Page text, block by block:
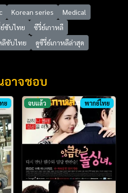
Korean series
Medical
ซับไทย
ซีรี่ย์เกาหลี
ลีซับไทย ดูซีรี่ย์เกาหลีล่าสุด
าจชอบ
ย จบแล้ว พากย์ไทย